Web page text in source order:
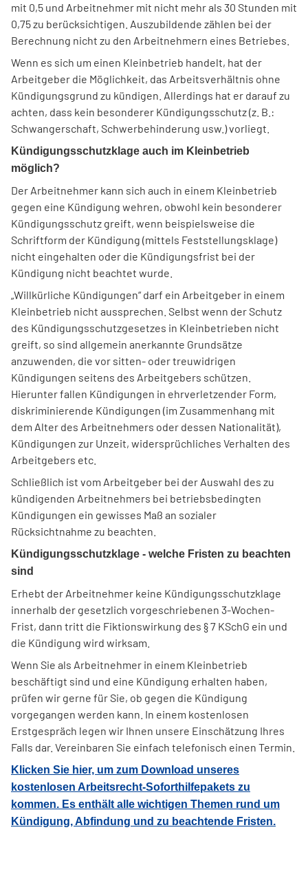
mit 0,5 und Arbeitnehmer mit nicht mehr als 30 Stunden mit
0,75 zu berücksichtigen. Auszubildende zählen bei der
Berechnung nicht zu den Arbeitnehmern eines Betriebes.
Wenn es sich um einen Kleinbetrieb handelt, hat der
Arbeitgeber die Möglichkeit, das Arbeitsverhältnis ohne
Kündigungsgrund zu kündigen. Allerdings hat er darauf zu
achten, dass kein besonderer Kündigungsschutz (z. B.:
Schwangerschaft, Schwerbehinderung usw.) vorliegt.
Kündigungsschutzklage auch im Kleinbetrieb
möglich?
Der Arbeitnehmer kann sich auch in einem Kleinbetrieb
gegen eine Kündigung wehren, obwohl kein besonderer
Kündigungsschutz greift, wenn beispielsweise die
Schriftform der Kündigung (mittels Feststellungsklage)
nicht eingehalten oder die Kündigungsfrist bei der
Kündigung nicht beachtet wurde.
„Willkürliche Kündigungen“ darf ein Arbeitgeber in einem
Kleinbetrieb nicht aussprechen. Selbst wenn der Schutz
des Kündigungsschutzgesetzes in Kleinbetrieben nicht
greift, so sind allgemein anerkannte Grundsätze
anzuwenden, die vor sitten- oder treuwidrigen
Kündigungen seitens des Arbeitgebers schützen.
Hierunter fallen Kündigungen in ehrverletzender Form,
diskriminierende Kündigungen (im Zusammenhang mit
dem Alter des Arbeitnehmers oder dessen Nationalität),
Kündigungen zur Unzeit, widersprüchliches Verhalten des
Arbeitgebers etc.
Schließlich ist vom Arbeitgeber bei der Auswahl des zu
kündigenden Arbeitnehmers bei betriebsbedingten
Kündigungen ein gewisses Maß an sozialer
Rücksichtnahme zu beachten.
Kündigungsschutzklage - welche Fristen zu beachten
sind
Erhebt der Arbeitnehmer keine Kündigungsschutzklage
innerhalb der gesetzlich vorgeschriebenen 3-Wochen-
Frist, dann tritt die Fiktionswirkung des § 7 KSchG ein und
die Kündigung wird wirksam.
Wenn Sie als Arbeitnehmer in einem Kleinbetrieb
beschäftigt sind und eine Kündigung erhalten haben,
prüfen wir gerne für Sie, ob gegen die Kündigung
vorgegangen werden kann. In einem kostenlosen
Erstgespräch legen wir Ihnen unsere Einschätzung Ihres
Falls dar. Vereinbaren Sie einfach telefonisch einen Termin.
Klicken Sie hier, um zum Download unseres
kostenlosen Arbeitsrecht-Soforthilfepakets zu
kommen. Es enthält alle wichtigen Themen rund um
Kündigung, Abfindung und zu beachtende Fristen.